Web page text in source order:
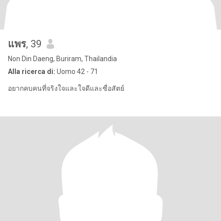
แพร, 39
Non Din Daeng, Buriram, Thailandia
Alla ricerca di: Uomo 42 - 71
อยากคบคนที่จริงใจและใจดีและซื่อสัตย์